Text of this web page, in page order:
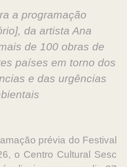
a programação
da artista Ana
de 100 obras de
países em torno dos
e das urgências
prévia do Festival
o Centro Cultural Sesc